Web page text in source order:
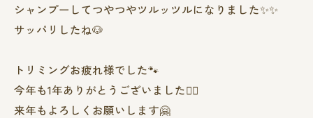
シャンプーしてつやつやツルッツルになりました✨✨
サッパリしたね🐶
トリミングお疲れ様でした🐾
今年も1年ありがとうございました🙇‍♀️
来年もよろしくお願いします🤗